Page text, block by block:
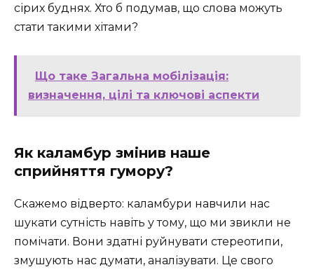
сірих буднях. Хто б подумав, що слова можуть
стати такими хітами?
Що таке Загальна мобілізація:
визначення, цілі та ключові аспекти
Як каламбур змінив наше
сприйняття гумору?
Скажемо відверто: каламбури навчили нас
шукати сутність навіть у тому, що ми звикли не
помічати. Вони здатні руйнувати стереотипи,
змушують нас думати, аналізувати. Це свого